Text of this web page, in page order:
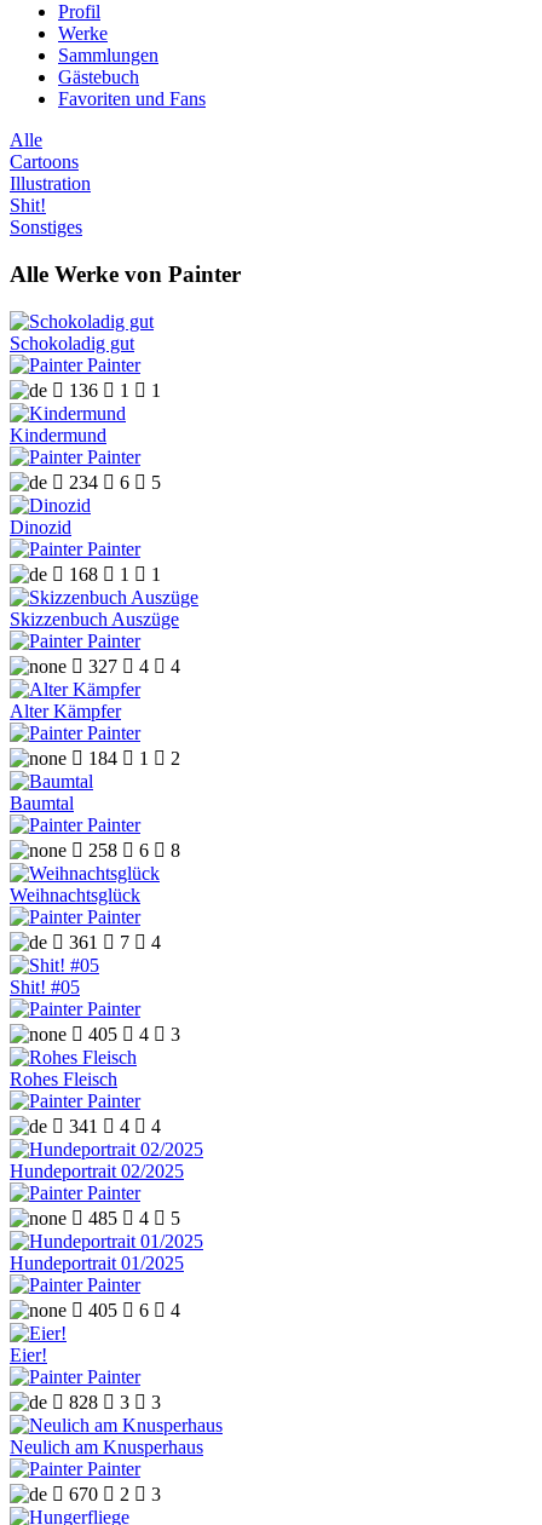
Profil
Werke
Sammlungen
Gästebuch
Favoriten und Fans
Alle
Cartoons
Illustration
Shit!
Sonstiges
Alle Werke von Painter
Schokoladig gut
Painter
 136  1  1
Kindermund
Painter
 234  6  5
Dinozid
Painter
 168  1  1
Skizzenbuch Auszüge
Painter
 327  4  4
Alter Kämpfer
Painter
 184  1  2
Baumtal
Painter
 258  6  8
Weihnachtsglück
Painter
 361  7  4
Shit! #05
Painter
 405  4  3
Rohes Fleisch
Painter
 341  4  4
Hundeportrait 02/2025
Painter
 485  4  5
Hundeportrait 01/2025
Painter
 405  6  4
Eier!
Painter
 828  3  3
Neulich am Knusperhaus
Painter
 670  2  3